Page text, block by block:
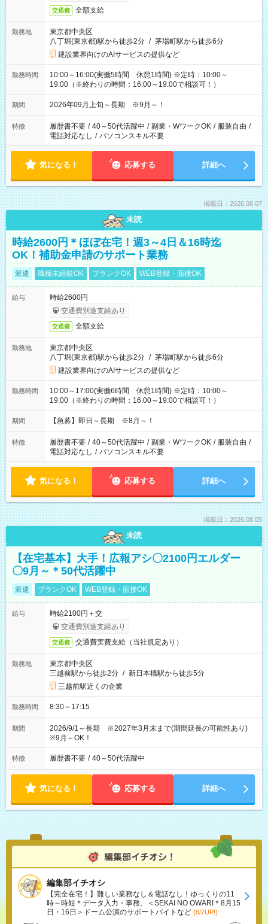
交通費 全額支給
勤務地
東京都中央区
八丁堀(東京都)駅から徒歩2分 / 茅場町駅から徒歩6分
建設業界向けのAIサービスの提供など
勤務時間
10:00～16:00(実働5時間 休憩1時間) ※定時：10:00～
19:00（※終わりの時間：16:00～19:00で相談可！）
期間 2026年09月上旬～長期 ※9月～！
特徴 履歴書不要 / 40～50代活躍中 / 副業・WワークOK / 服装自由 /
電話対応なし / パソコンスキル不要
気になる！ 応募する 詳細へ
掲載日：2026.08.07
未読
時給2600円＊ほぼ在宅！週3～4日＆16時迄
OK！補助金申請のサポート業務
派遣 職種未経験OK ブランクOK WEB登録・面接OK
給与
時給2600円
交通費別途支給あり
交通費 全額支給
勤務地
東京都中央区
八丁堀(東京都)駅から徒歩2分 / 茅場町駅から徒歩6分
建設業界向けのAIサービスの提供など
勤務時間
10:00～17:00(実働6時間 休憩1時間) ※定時：10:00～
19:00（※終わりの時間：16:00～19:00で相談可！）
期間 【急募】即日～長期 ※8月～！
特徴 履歴書不要 / 40～50代活躍中 / 副業・WワークOK / 服装自由 /
電話対応なし / パソコンスキル不要
気になる！ 応募する 詳細へ
掲載日：2026.08.05
未読
【在宅基本】大手！広報アシ〇2100円エルダー
〇9月～＊50代活躍中
派遣 ブランクOK WEB登録・面接OK
給与
時給2100円＋交
交通費別途支給あり
交通費 交通費実費支給（当社規定あり）
勤務地
東京都中央区
三越前駅から徒歩2分 / 新日本橋駅から徒歩5分
三越前駅近くの企業
勤務時間 8:30～17:15
期間
2026/9/1～長期 ※2027年3月末まで(期間延長の可能性あり)
※9月～OK！
特徴 履歴書不要 / 40～50代活躍中
気になる！ 応募する 詳細へ
編集部イチオシ
【完全在宅！】難しい業務なし＆電話なし！ゆっくりの11
時～時短＊データ入力・事務、＜SEKAI NO OWARI＊8月15
日・16日＞ドーム公演のサポートバイトなど (8/7UP!)